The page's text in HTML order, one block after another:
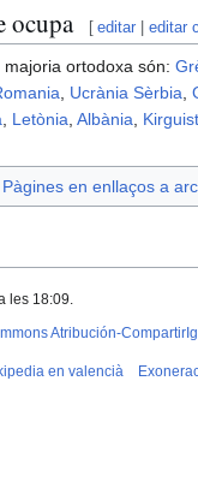
ocupa [ editar |editar
majoria ortodoxa són:
Ucrània Sèrbia
Letònia Albània
Pàgines en enllaços a
les 18:09.
Atribución-
en valencià